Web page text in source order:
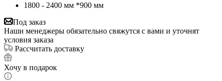
1800 - 2400 мм *900 мм
Под заказ
Наши менеджеры обязательно свяжутся с вами и уточнят
условия заказа
Рассчитать доставку
Хочу в подарок